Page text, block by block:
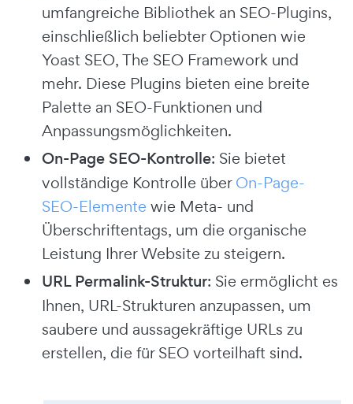
umfangreiche Bibliothek an SEO-Plugins,
einschließlich beliebter Optionen wie
Yoast SEO, The SEO Framework und
mehr. Diese Plugins bieten eine breite
Palette an SEO-Funktionen und
Anpassungsmöglichkeiten.
On-Page SEO-Kontrolle: Sie bietet
vollständige Kontrolle überOn-Page-
SEO-Elemente wie Meta- und
Überschriftentags, um die organische
Leistung Ihrer Website zu steigern.
URL Permalink-Struktur: Sie ermöglicht es
Ihnen, URL-Strukturen anzupassen, um
saubere und aussagekräftige URLs zu
erstellen, die für SEO vorteilhaft sind.